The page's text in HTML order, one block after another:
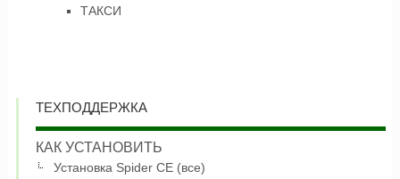
ТАКСИ
ТЕХПОДДЕРЖКА
КАК УСТАНОВИТЬ
Установка Spider CE (все)